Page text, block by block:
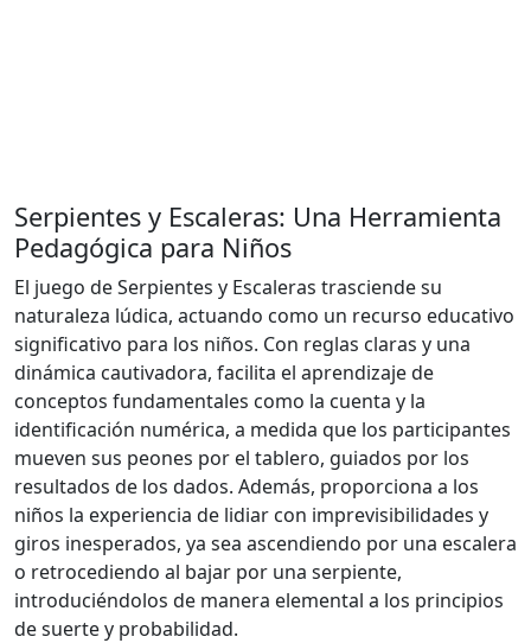
Serpientes y Escaleras: Una Herramienta
Pedagógica para Niños
El juego de Serpientes y Escaleras trasciende su
naturaleza lúdica, actuando como un recurso educativo
significativo para los niños. Con reglas claras y una
dinámica cautivadora, facilita el aprendizaje de
conceptos fundamentales como la cuenta y la
identificación numérica, a medida que los participantes
mueven sus peones por el tablero, guiados por los
resultados de los dados. Además, proporciona a los
niños la experiencia de lidiar con imprevisibilidades y
giros inesperados, ya sea ascendiendo por una escalera
o retrocediendo al bajar por una serpiente,
introduciéndolos de manera elemental a los principios
de suerte y probabilidad.